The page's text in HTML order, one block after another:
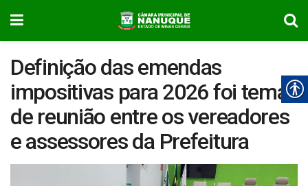
Definição das emendas
impositivas para 2026 foi tema
de reunião entre os vereadores
e assessores da Prefeitura